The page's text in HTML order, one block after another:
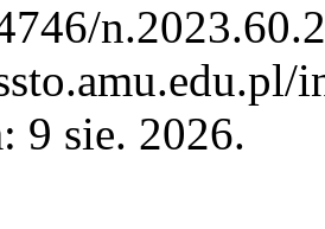
9 sie. 2026.